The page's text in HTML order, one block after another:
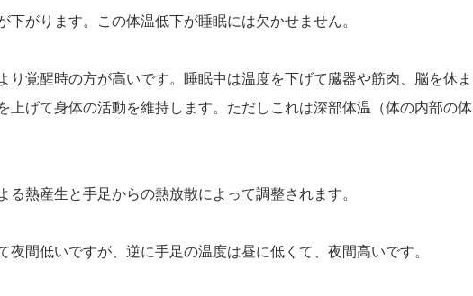
下がります。この体温低下が睡眠には欠かせません。
り覚醒時の方が高いです。睡眠中は温度を下げて臓器や筋肉、脳を休ま
上げて身体の活動を維持します。ただしこれは深部体温（体の内部の体
る熱産生と手足からの熱放散によって調整されます。
夜間低いですが、逆に手足の温度は昼に低くて、夜間高いです。